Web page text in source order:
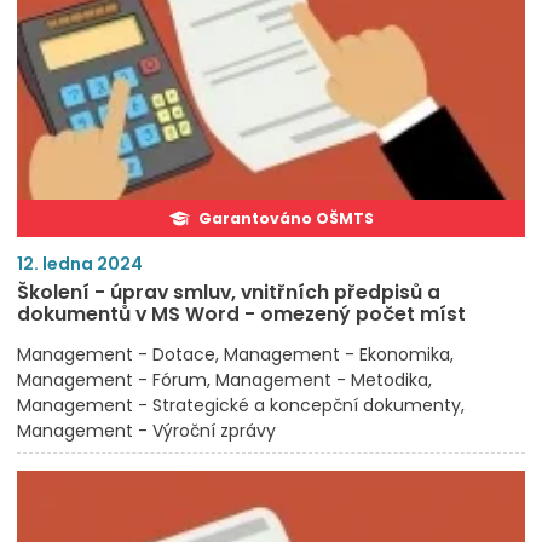
Garantováno OŠMTS
12. ledna 2024
Školení - úprav smluv, vnitřních předpisů a
dokumentů v MS Word - omezený počet míst
Management - Dotace Management - Ekonomika
Management - Fórum Management - Metodika
Management - Strategické a koncepční dokumenty
Management - Výroční zprávy